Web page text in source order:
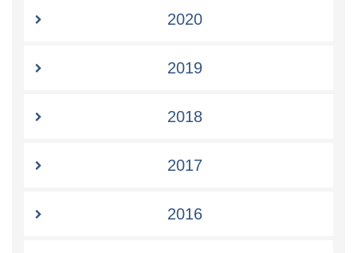
2020
2019
2018
2017
2016